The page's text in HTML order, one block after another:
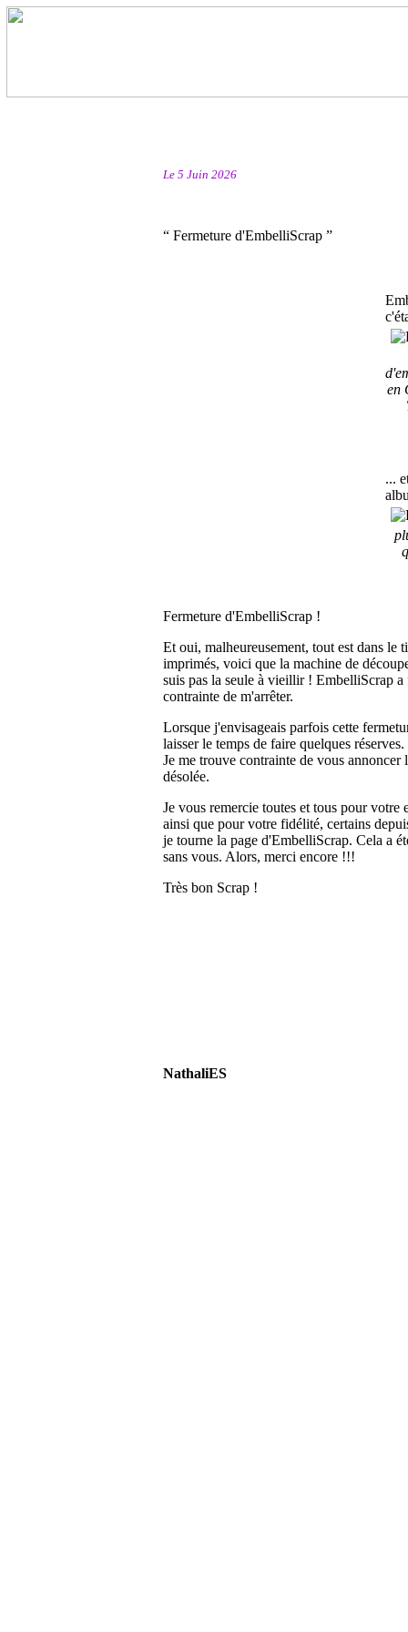
Le 5 Juin 2026
“ Fermeture d'EmbelliScrap ”
en
...
Fermeture d'EmbelliScrap !
Et oui, malheureusement, tout est dans le
imprimés, voici que la machine de
suis pas la seule à vieillir ! EmbelliScrap
contrainte de m'arrêter.
Lorsque j'envisageais parfois cette
laisser le temps de faire quelques
Je me trouve contrainte de vous
désolée.
Je vous remercie toutes et tous pour votre
ainsi que pour votre fidélité, certains
je tourne la page d'EmbelliScrap. Cela a
sans vous. Alors, merci encore !!!
Très bon Scrap !
NathaliES